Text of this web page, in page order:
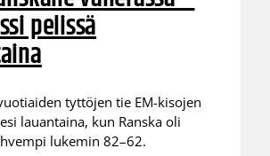
pelissä
tyttöjen tie EM-kisojen
lauantaina, kun Ranska oli
lukemin 82–62.